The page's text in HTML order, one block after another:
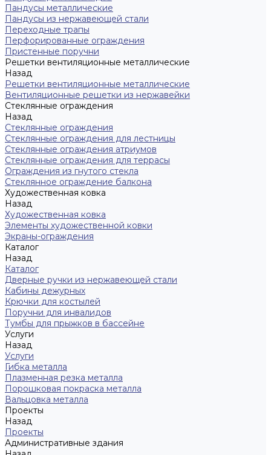
Пандусы металлические
Пандусы из нержавеющей стали
Переходные трапы
Перфорированные ограждения
Пристенные поручни
Решетки вентиляционные металлические
Назад
Решетки вентиляционные металлические
Вентиляционные решетки из нержавейки
Стеклянные ограждения
Назад
Стеклянные ограждения
Стеклянные ограждения для лестницы
Стеклянные ограждения атриумов
Cтеклянные ограждения для террасы
Ограждения из гнутого стекла
Стеклянное ограждение балкона
Художественная ковка
Назад
Художественная ковка
Элементы художественной ковки
Экраны-ограждения
Каталог
Назад
Каталог
Дверные ручки из нержавеющей стали
Кабины дежурных
Крючки для костылей
Поручни для инвалидов
Тумбы для прыжков в бассейне
Услуги
Назад
Услуги
Гибка металла
Плазменная резка металла
Порошковая покраска металла
Вальцовка металла
Проекты
Назад
Проекты
Административные здания